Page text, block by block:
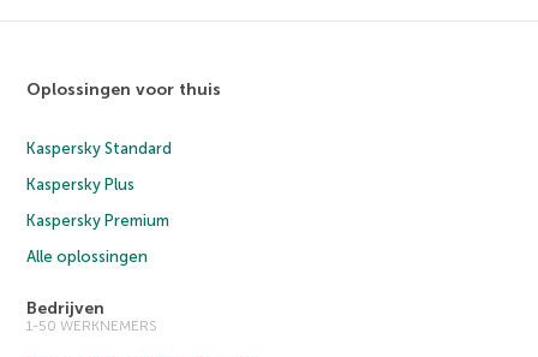
Oplossingen voor thuis
Kaspersky Standard
Kaspersky Plus
Kaspersky Premium
Alle oplossingen
Bedrijven
1-50 WERKNEMERS